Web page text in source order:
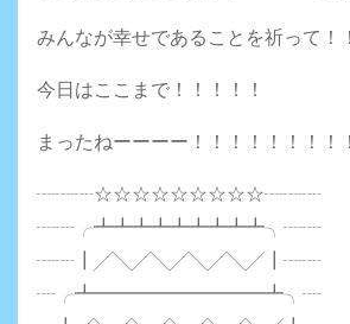
みんなが幸せであることを祈って！
今日はここまで！！！！！
まったねーーーー！！！！！！！！
┈┈┈☆☆☆☆☆☆☆☆☆┈┈┈
┈┈╭┻┻┻┻┻┻┻┻┻╮┈┈
┈┈┃╱╲╱╲╱╲╱╲╱┃┈┈
┈╭┻━━━━━━━━━┻╮┈